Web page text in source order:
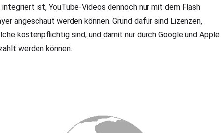
integriert ist, YouTube-Videos dennoch nur mit dem Flash
angeschaut werden können. Grund dafür sind Lizenzen,
kostenpflichtig sind, und damit nur durch Google und Apple
werden können.